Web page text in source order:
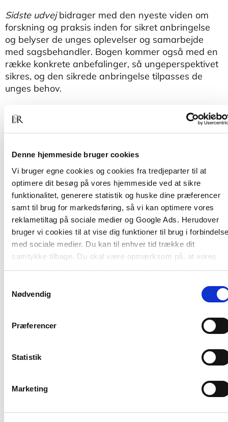
Denne hjemmeside bruger cookies
Vi bruger egne cookies og cookies fra tredjeparter til at
optimere dit besøg på vores hjemmeside ved at sikre
funktionalitet, generere statistik og huske dine præferencer
samt til brug for markedsføring, så vi kan optimere vores
reklametiltag på sociale medier og Google Ads. Herudover
bruger vi cookies til at vise dig funktioner til brug i
med sociale medier. Du kan til enhver tid trække dit
samtykke tilbage. Du skal være opmærksom på, at vores
hjemmeside muligvis ikke fungerer optimalt, hvis du ikke
Nødvendig
Præferencer
Statistik
Marketing
Sidste udvejbidrager med den nyeste viden om
forskning og praksis inden for sikret anbringelse
og belyser de unges oplevelser og samarbejde
med sagsbehandler. Bogen kommer også med en
række konkrete anbefalinger, så ungeperspektivet
sikres, og den sikrede anbringelse tilpasses de
unges behov.
pædagoger og studerende, der søger viden om det
socialfaglige arbejde med udsatte unge og
relevant for ansatte på sikrede og delvis lukkede
døgninstitutioner, beslutningstagere og andre
professionelle, der har berøring med unge i udsatte
positioner.